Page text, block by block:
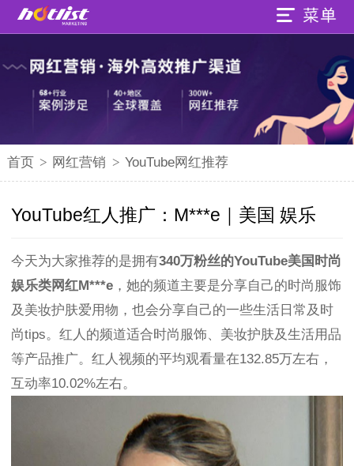
首页 > 网红营销 > YouTube网红推荐
YouTube红人推广：M***e｜美国 娱乐
今天为大家推荐的是拥有340万粉丝的YouTube美国时尚
娱乐类网红M***e ，她的频道主要是分享自己的时尚服饰
及美妆护肤爱用物，也会分享自己的一些生活日常及时
尚tips。红人的频道适合时尚服饰、美妆护肤及生活用品
等产品推广。红人视频的平均观看量在132.85万左右，
互动率10.02%左右。